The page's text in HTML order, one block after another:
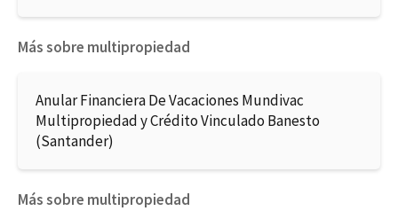
Más sobre multipropiedad
Anular Financiera De Vacaciones Mundivac
Multipropiedad y Crédito Vinculado Banesto
(Santander)
Más sobre multipropiedad